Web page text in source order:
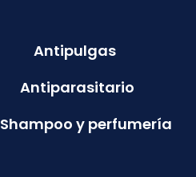
Antipulgas
Antiparasitario
Shampoo y perfumería